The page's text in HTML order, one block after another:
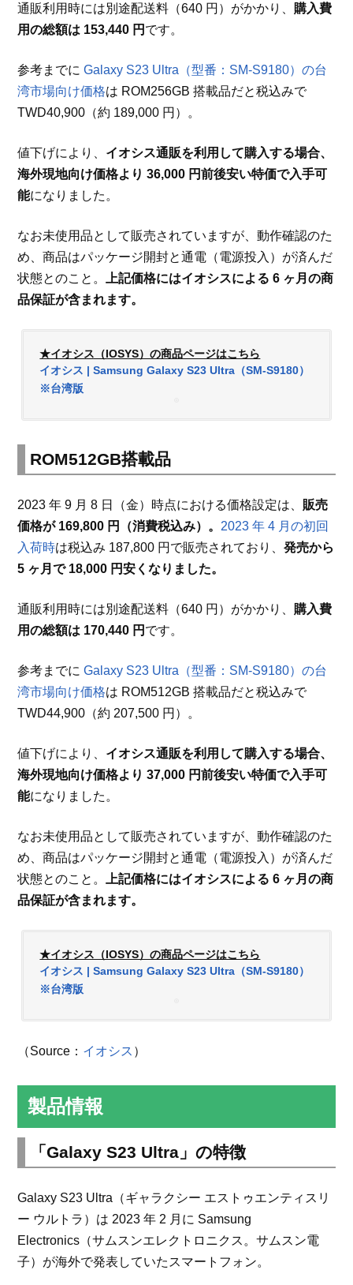
通販利用時には別途配送料（640 円）がかかり、 購入費
用の総額は 153,440 円 です。
参考までにGalaxy S23 Ultra（型番：SM-S9180）の台
湾市場向け価格は ROM256GB 搭載品だと税込みで
TWD40,900（約 189,000 円）。
値下げにより、 イオシス通販を利用して購入する場合、
海外現地向け価格より 36,000 円前後安い特価で入手可
能になりました。
なお未使用品として販売されていますが、動作確認のた
め、商品はパッケージ開封と通電（電源投入）が済んだ
状態とのこと。
上記価格にはイオシスによる 6 ヶ月の商
品保証が含まれます。
★イオシス（IOSYS）の商品ページはこちら
イオシス | Samsung Galaxy S23 Ultra（SM-S9180）
※台湾版
ROM512GB搭載品
2023 年 9 月 8 日（金）時点における価格設定は、 販売
価格が 169,800 円（消費税込み）。 2023 年 4 月の初回
入荷時は税込み 187,800 円で販売されており、発売から
5 ヶ月で 18,000 円安くなりました。
通販利用時には別途配送料（640 円）がかかり、 購入費
用の総額は 170,440 円 です。
参考までにGalaxy S23 Ultra（型番：SM-S9180）の台
湾市場向け価格は ROM512GB 搭載品だと税込みで
TWD44,900（約 207,500 円）。
値下げにより、 イオシス通販を利用して購入する場合、
海外現地向け価格より 37,000 円前後安い特価で入手可
能になりました。
なお未使用品として販売されていますが、動作確認のた
め、商品はパッケージ開封と通電（電源投入）が済んだ
状態とのこと。
上記価格にはイオシスによる 6 ヶ月の商
品保証が含まれます。
★イオシス（IOSYS）の商品ページはこちら
イオシス | Samsung Galaxy S23 Ultra（SM-S9180）
※台湾版
（Source： イオシス ）
製品情報
「Galaxy S23 Ultra」の特徴
Galaxy S23 Ultra（ギャラクシー エストゥエンティスリ
ー ウルトラ）は 2023 年 2 月に Samsung
Electronics（サムスンエレクトロニクス。サムスン電
子）が海外で発表していたスマートフォン。